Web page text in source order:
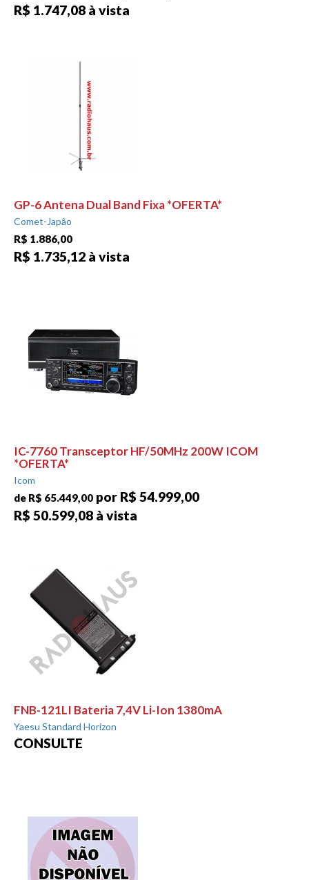
R$ 1.747,08 à vista
GP-6 Antena Dual Band Fixa *OFERTA*
Comet-Japão
R$ 1.886,00
R$ 1.735,12 à vista
IC-7760 Transceptor HF/50MHz 200W ICOM
*OFERTA*
Icom
de R$ 65.449,00 por R$ 54.999,00
R$ 50.599,08 à vista
FNB-121LI Bateria 7,4V Li-Ion 1380mA
Yaesu Standard Horizon
CONSULTE